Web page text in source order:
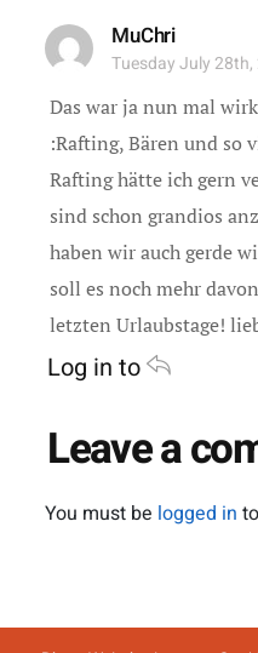
MuChri
Tuesday July 28th,
Das war ja nun mal
:Rafting, Bären und so
Rafting hätte ich gern
sind schon grandios
haben wir auch gerde
soll es noch mehr
letzten Urlaubstage!
Log in to
Leave a
You must be logged in
Impressum